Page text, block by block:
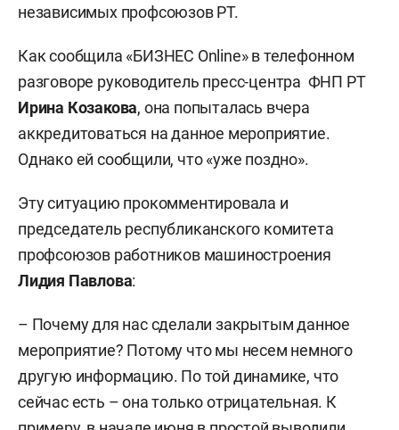
независимых профсоюзов РТ.
Как сообщила «БИЗНЕС Online» в телефонном
разговоре руководитель пресс-центра ФНП РТ
Ирина Козакова, она попыталась вчера
аккредитоваться на данное мероприятие.
Однако ей сообщили, что «уже поздно».
Эту ситуацию прокомментировала и
председатель республиканского комитета
профсоюзов работников машиностроения
Лидия Павлова:
– Почему для нас сделали закрытым данное
мероприятие? Потому что мы несем немного
другую информацию. По той динамике, что
сейчас есть – она только отрицательная. К